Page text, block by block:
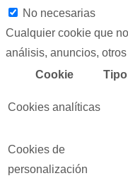
No necesarias
Cualquier cookie que
análisis, anuncios,
Cookie
Tipo
Cookies analíticas
Cookies de
personalización